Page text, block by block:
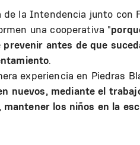
la Intendencia junto con
una cooperativa "
antes de que
.
experiencia en Piedras
nuevos, mediante el
los niños en la